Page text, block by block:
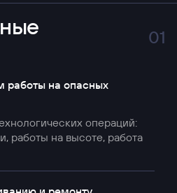
01
работы на опасных
операций:
работы на высоте, работа